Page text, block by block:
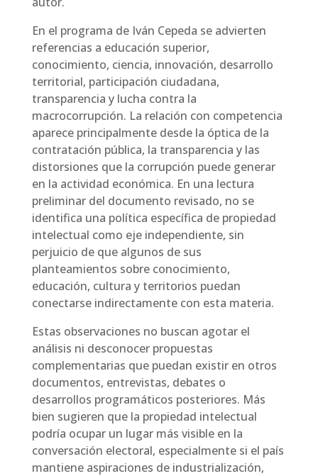
En el programa de Iván Cepeda se advierten
referencias a educación superior,
conocimiento, ciencia, innovación, desarrollo
territorial, participación ciudadana,
transparencia y lucha contra la
macrocorrupción. La relación con competencia
aparece principalmente desde la óptica de la
contratación pública, la transparencia y las
distorsiones que la corrupción puede generar
en la actividad económica. En una lectura
preliminar del documento revisado, no se
identifica una política específica de propiedad
intelectual como eje independiente, sin
perjuicio de que algunos de sus
planteamientos sobre conocimiento,
educación, cultura y territorios puedan
conectarse indirectamente con esta materia.
Estas observaciones no buscan agotar el
análisis ni desconocer propuestas
complementarias que puedan existir en otros
documentos, entrevistas, debates o
desarrollos programáticos posteriores. Más
bien sugieren que la propiedad intelectual
podría ocupar un lugar más visible en la
conversación electoral, especialmente si el país
mantiene aspiraciones de industrialización,